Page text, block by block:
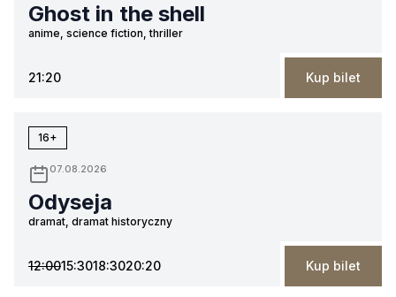
Ghost in the shell
anime, science fiction, thriller
21:20 Kup bilet
16+
07.08.2026
Odyseja
dramat, dramat historyczny
12:0015:3018:3020:20 Kup bilet